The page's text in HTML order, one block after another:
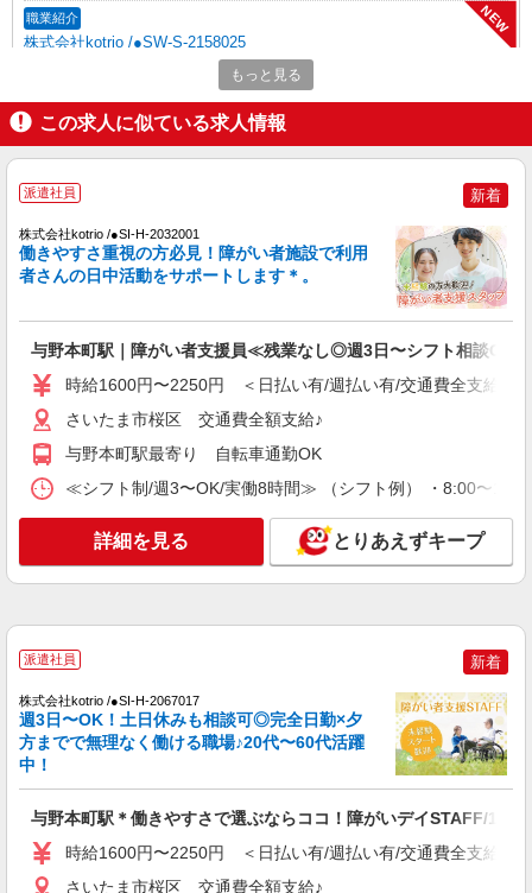
職業紹介
株式会社kotrio /●SW-S-2158025
NEW
ゆったり週3〜/ブランクOK☆就労支援のパ
ートスタッフ☆西浦和駅
時給1500円〜 ※給与は資格・経験を考慮
◆交通費orガソリン代全額支給
キープ 詳細を見る
職業紹介 NEW
＆補助業務がメイン♪
【正社員】月給240,000〜400,000円 ・基本
30,000円 ・役職手当：10,000〜70,000円 ・処遇改
善手当：20,000〜60,000円（勤続年数、保有資格
間） ※固定残業時間を超過する場合には超過勤務
（上記給与とは別に支給） 下記資格をお持ちの方
歓迎 ・認知症介護基礎研修 ・初任者研修 ・実務
キープ 詳細を見る
株式会社kotrio /●SW-S-2087073
NEW
西浦和
キープ 詳細を見る
株式会社kotrio /●SI-H-2101423
ざわ…ざわ…。未経験でもいけるぞっ…！障
がい者支援の仕事！！
もっと見る
この求人に似ている求人情報
派遣社員 新着
株式会社kotrio /●SI-H-2032001
働きやすさ重視の方必見！障がい者施設で利用
者さんの日中活動をサポートします＊。
与野本町駅｜障がい者支援員≪残業なし◎週3日〜シフト相談OK
時給1600円〜2250円 ＜日払い有/週払い有/交通費全支給(ガ
さいたま市桜区 交通費全額支給♪
与野本町駅最寄り 自転車通勤OK
≪シフト制/週3〜OK/実働8時間≫ （シフト例） ・8:00〜
詳細を見る とりあえずキープ
派遣社員 新着
株式会社kotrio /●SI-H-2067017
週3日〜OK！土日休みも相談可◎完全日勤×夕
方までで無理なく働ける職場♪20代〜60代活躍
中！
与野本町駅＊働きやすさで選ぶならココ！障がいデイSTAFF/17時
時給1600円〜2250円 ＜日払い有/週払い有/交通費全支給(ガ
さいたま市桜区 交通費全額支給♪